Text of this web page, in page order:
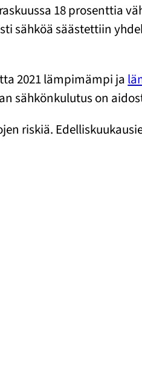
18 prosenttia
sähköä säästettiin
2021 lämpimämpi ja
sähkönkulutus on
riskiä.